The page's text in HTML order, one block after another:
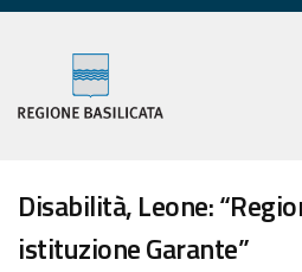
Disabilità, Leone:
istituzione Garante”